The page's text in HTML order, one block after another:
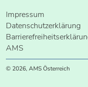
Impressum
Datenschutzerklärung
AMS
© 2026, AMS Österreich